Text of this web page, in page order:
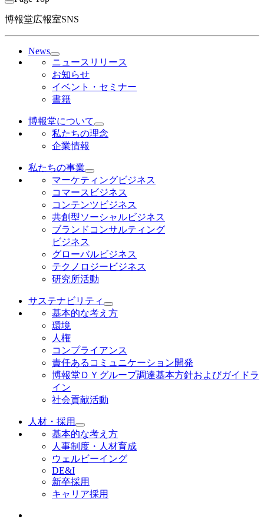
博報堂広報室SNS
News
ニュースリリース
お知らせ
イベント・セミナー
書籍
博報堂について
私たちの理念
企業情報
私たちの事業
マーケティングビジネス
コマースビジネス
コンテンツビジネス
共創型ソーシャルビジネス
ブランドコンサルティング
ビジネス
グローバルビジネス
テクノロジービジネス
研究所活動
サステナビリティ
基本的な考え方
環境
人権
コンプライアンス
責任あるコミュニケーション開発
博報堂ＤＹグループ調達基本方針およびガイドラ
イン
社会貢献活動
人材・採用
基本的な考え方
人事制度・人材育成
ウェルビーイング
DE&I
新卒採用
キャリア採用